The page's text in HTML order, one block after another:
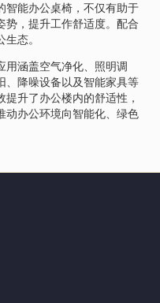
智能办公桌椅，不仅有助于
势，提升工作舒适度。配合
态。
用涵盖空气净化、照明调
、降噪设备以及智能家具等
升了办公楼内的舒适性，
动办公环境向智能化、绿色